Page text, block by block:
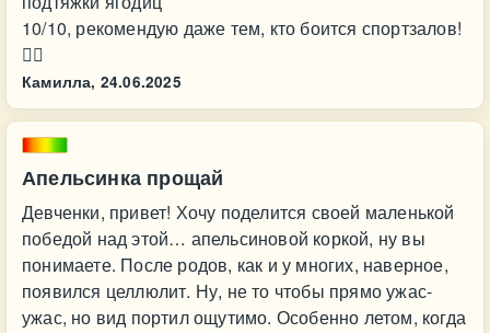
10/10, рекомендую даже тем, кто боится спортзалов!
💁‍♀️
Камилла, 24.06.2025
Апельсинка прощай
Девченки, привет! Хочу поделится своей маленькой
победой над этой… апельсиновой коркой, ну вы
понимаете. После родов, как и у многих, наверное,
появился целлюлит. Ну, не то чтобы прямо ужас-
ужас, но вид портил ощутимо. Особенно летом, когда